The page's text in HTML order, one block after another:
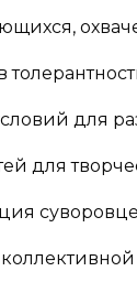
для
для